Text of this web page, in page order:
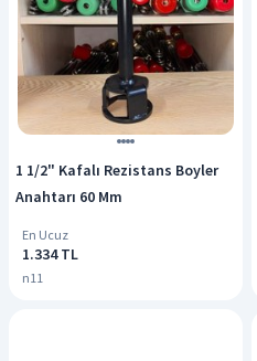
1 1/2" Kafalı Rezistans Boyler
Anahtarı 60 Mm
En Ucuz
1.334 TL
n11